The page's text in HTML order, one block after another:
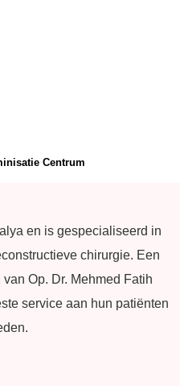
Centrum
en is gespecialiseerd in
chirurgie. Een
Op. Dr. Mehmed Fatih
service aan hun patiënten